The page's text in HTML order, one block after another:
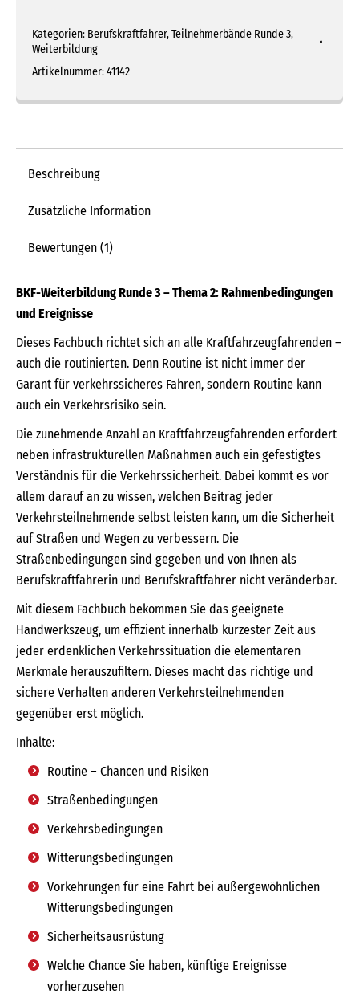
Ereignisse
Menge
Kategorien: Berufskraftfahrer,Teilnehmerbände Runde 3,
Weiterbildung
Artikelnummer:41142
Beschreibung
Zusätzliche Information
Bewertungen (1)
BKF-Weiterbildung Runde 3 – Thema 2: Rahmenbedingungen
und Ereignisse
Dieses Fachbuch richtet sich an alle Kraftfahrzeugfahrenden –
auch die routinierten. Denn Routine ist nicht immer der
Garant für verkehrssicheres Fahren, sondern Routine kann
auch ein Verkehrsrisiko sein.
Die zunehmende Anzahl an Kraftfahrzeugfahrenden erfordert
neben infrastrukturellen Maßnahmen auch ein gefestigtes
Verständnis für die Verkehrssicherheit. Dabei kommt es vor
allem darauf an zu wissen, welchen Beitrag jeder
Verkehrsteilnehmende selbst leisten kann, um die Sicherheit
auf Straßen und Wegen zu verbessern. Die
Straßenbedingungen sind gegeben und von Ihnen als
Berufskraftfahrerin und Berufskraftfahrer nicht veränderbar.
Mit diesem Fachbuch bekommen Sie das geeignete
Handwerkszeug, um effizient innerhalb kürzester Zeit aus
jeder erdenklichen Verkehrssituation die elementaren
Merkmale herauszufiltern. Dieses macht das richtige und
sichere Verhalten anderen Verkehrsteilnehmenden
gegenüber erst möglich.
Inhalte:
Routine – Chancen und Risiken
Straßenbedingungen
Verkehrsbedingungen
Witterungsbedingungen
Vorkehrungen für eine Fahrt bei außergewöhnlichen
Witterungsbedingungen
Sicherheitsausrüstung
Welche Chance Sie haben, künftige Ereignisse
vorherzusehen